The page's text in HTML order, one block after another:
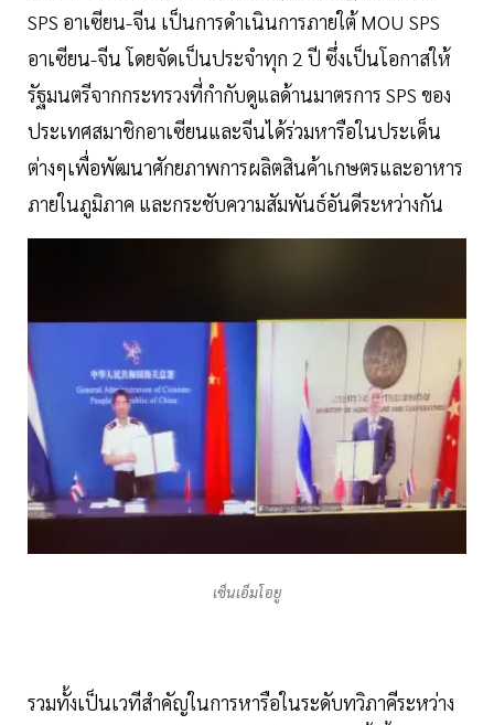
SPS อาเซียน-จีน เป็นการดำเนินการภายใต้ MOU SPS
อาเซียน-จีน โดยจัดเป็นประจำทุก 2 ปี ซึ่งเป็นโอกาสให้
รัฐมนตรีจากกระทรวงที่กำกับดูแลด้านมาตรการ SPS ของ
ประเทศสมาชิกอาเซียนและจีนได้ร่วมหารือในประเด็น
ต่างๆเพื่อพัฒนาศักยภาพการผลิตสินค้าเกษตรและอาหาร
ภายในภูมิภาค และกระชับความสัมพันธ์อันดีระหว่างกัน
เซ็นเอ็มโอยู
รวมทั้งเป็นเวทีสำคัญในการหารือในระดับทวิภาคีระหว่าง